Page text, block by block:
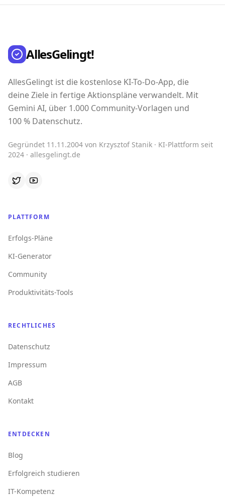
AllesGelingt!
AllesGelingt ist die kostenlose KI-To-Do-App, die
deine Ziele in fertige Aktionspläne verwandelt. Mit
Gemini AI, über 1.000 Community-Vorlagen und
100 % Datenschutz.
Gegründet 11.11.2004 von Krzysztof Stanik · KI-Plattform seit
2024 · allesgelingt.de
PLATTFORM
Erfolgs-Pläne
KI-Generator
Community
Produktivitäts-Tools
RECHTLICHES
Datenschutz
Impressum
AGB
Kontakt
ENTDECKEN
Blog
Erfolgreich studieren
IT-Kompetenz